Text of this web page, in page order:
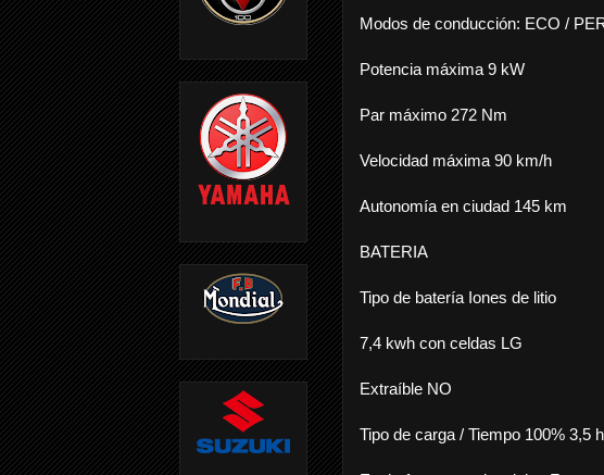
Modos de conducción: ECO /
Potencia máxima 9 kW
Par máximo 272 Nm
Velocidad máxima 90 km/h
Autonomía en ciudad 145 km
BATERIA
Tipo de batería Iones de litio
7,4 kwh con celdas LG
Extraíble NO
Tipo de carga / Tiempo 100% 3,5